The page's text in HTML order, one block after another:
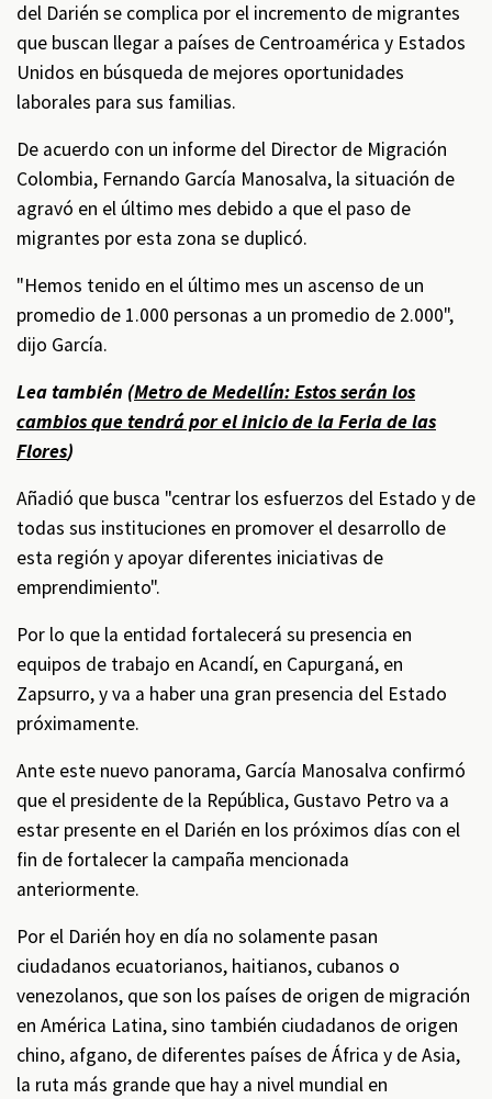
del Darién se complica por el incremento de migrantes
que buscan llegar a países de Centroamérica y Estados
Unidos en búsqueda de mejores oportunidades
laborales para sus familias.
De acuerdo con un informe del Director de Migración
Colombia, Fernando García Manosalva, la situación de
agravó en el último mes debido a que el paso de
migrantes por esta zona se duplicó.
"Hemos tenido en el último mes un ascenso de un
promedio de 1.000 personas a un promedio de 2.000",
dijo García.
Lea también (Metro de Medellín: Estos serán los
cambios que tendrá por el inicio de la Feria de las
Flores)
Añadió que busca "centrar los esfuerzos del Estado y de
todas sus instituciones en promover el desarrollo de
esta región y apoyar diferentes iniciativas de
emprendimiento".
Por lo que la entidad fortalecerá su presencia en
equipos de trabajo en Acandí, en Capurganá, en
Zapsurro, y va a haber una gran presencia del Estado
próximamente.
Ante este nuevo panorama, García Manosalva confirmó
que el presidente de la República, Gustavo Petro va a
estar presente en el Darién en los próximos días con el
fin de fortalecer la campaña mencionada
anteriormente.
Por el Darién hoy en día no solamente pasan
ciudadanos ecuatorianos, haitianos, cubanos o
venezolanos, que son los países de origen de migración
en América Latina, sino también ciudadanos de origen
chino, afgano, de diferentes países de África y de Asia,
la ruta más grande que hay a nivel mundial en